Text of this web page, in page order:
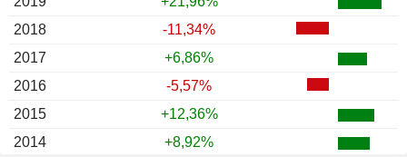
2018
-11,34%
2017
+6,86%
2016
-5,57%
2015
+12,36%
2014
+8,92%